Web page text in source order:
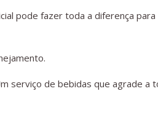
pode fazer toda a diferença
serviço de bebidas que agrade a